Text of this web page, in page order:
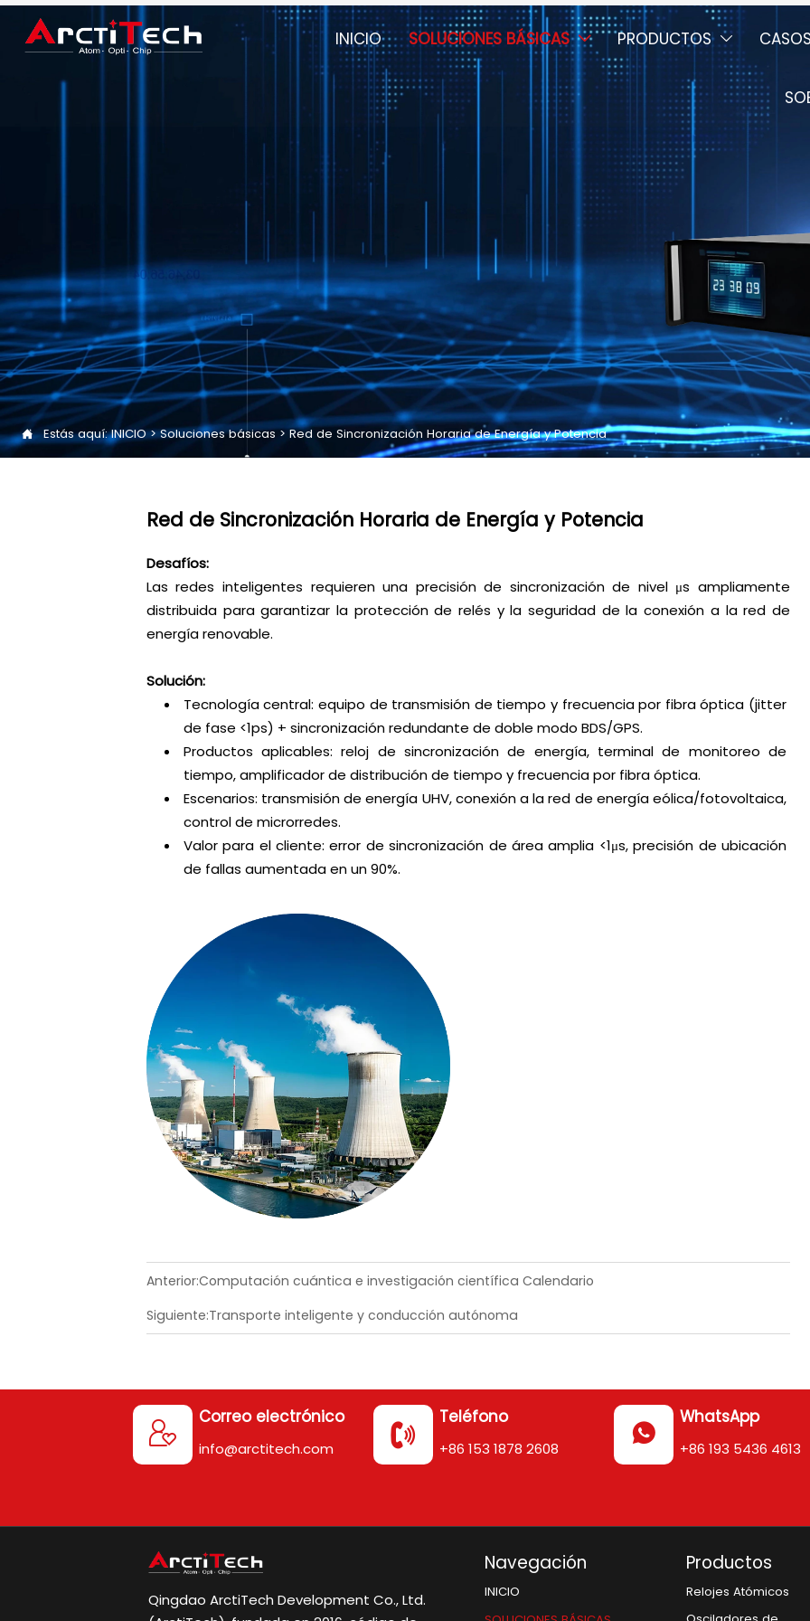
INICIO SOLUCIONES BÁSICAS  PRODUCTOS  CASOS
 Estás aquí:INICIO>Soluciones básicas>Red de Sincronización Horaria de Energía y Potencia
Red de Sincronización Horaria de Energía y Potencia
Desafíos:
Las redes inteligentes requieren una precisión de sincronización de nivel μs ampliamente
distribuida para garantizar la protección de relés y la seguridad de la conexión a la red de
energía renovable.
Solución:
Tecnología central: equipo de transmisión de tiempo y frecuencia por fibra óptica (jitter
de fase <1ps) + sincronización redundante de doble modo BDS/GPS.
Productos aplicables: reloj de sincronización de energía, terminal de monitoreo de
tiempo, amplificador de distribución de tiempo y frecuencia por fibra óptica.
Escenarios: transmisión de energía UHV, conexión a la red de energía eólica/fotovoltaica,
control de microrredes.
Valor para el cliente: error de sincronización de área amplia <1μs, precisión de ubicación
de fallas aumentada en un 90%.
Anterior:Computación cuántica e investigación científica Calendario
Siguiente:Transporte inteligente y conducción autónoma

Correo electrónico
info@arctitech.com

Teléfono
+86 153 1878 2608

WhatsApp
+86 193 5436 4613
Qingdao ArctiTech Development Co., Ltd.
Navegación
INICIO
Productos
Relojes Atómicos